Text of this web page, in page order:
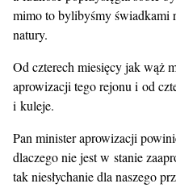
mimo to bylibyśmy świadkami
natury.
Od czterech miesięcy jak wąż
aprowizacji tego rejonu i od
i kuleje.
Pan minister aprowizacji
dlaczego nie jest w stanie
tak niesłychanie dla naszego